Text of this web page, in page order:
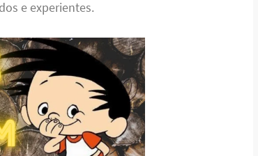
e experientes.